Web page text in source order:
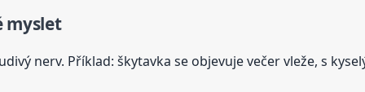
myslet
nerv. Příklad: škytavka se objevuje večer vleže, s